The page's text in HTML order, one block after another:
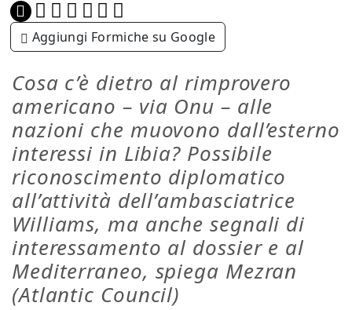
Aggiungi Formiche su Google
Cosa c’è dietro al rimprovero
americano – via Onu – alle
nazioni che muovono dall’esterno
interessi in Libia? Possibile
riconoscimento diplomatico
all’attività dell’ambasciatrice
Williams, ma anche segnali di
interessamento al dossier e al
Mediterraneo, spiega Mezran
(Atlantic Council)